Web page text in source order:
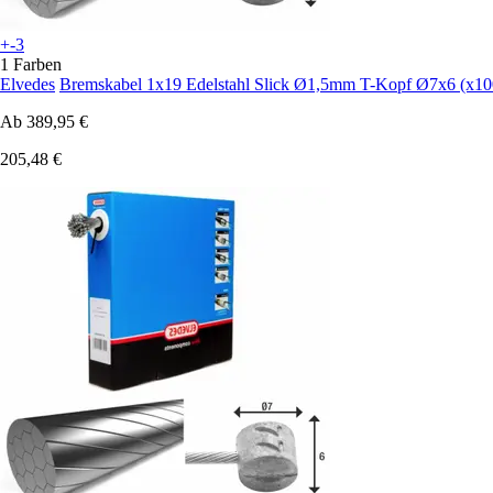
+-3
1 Farben
Elvedes Bremskabel 1x19 Edelstahl Slick Ø1,5mm T-Kopf Ø7x6
Ab 389,95 €
205,48 €